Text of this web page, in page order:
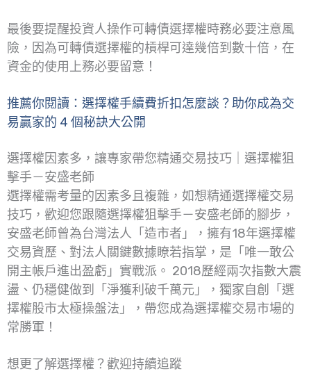
最後要提醒投資人操作可轉債選擇權時務必要注意風
險，因為可轉債選擇權的槓桿可達幾倍到數十倍，在
資金的使用上務必要留意！
推薦你閱讀：選擇權手續費折扣怎麼談？助你成為交
易贏家的 4 個秘訣大公開
選擇權因素多，讓專家帶您精通交易技巧｜選擇權狙
擊手－安盛老師
選擇權需考量的因素多且複雜，如想精通選擇權交易
技巧，歡迎您跟隨選擇權狙擊手－安盛老師的腳步，
安盛老師曾為台灣法人「造市者」，擁有18年選擇權
交易資歷、對法人關鍵數據瞭若指掌，是「唯一敢公
開主帳戶進出盈虧」實戰派。 2018歷經兩次指數大震
盪、仍穩健做到「淨獲利破千萬元」，獨家自創「選
擇權股市太極操盤法」，帶您成為選擇權交易市場的
常勝軍！
想更了解選擇權？歡迎持續追蹤